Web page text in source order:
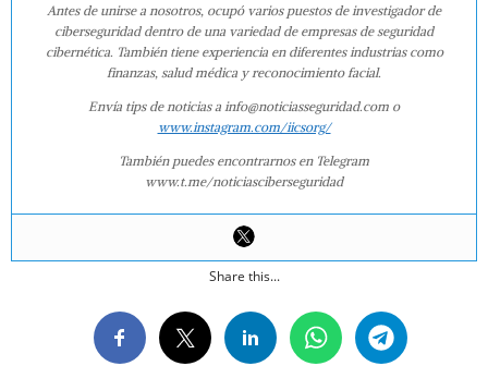
Antes de unirse a nosotros, ocupó varios puestos de investigador de
ciberseguridad dentro de una variedad de empresas de seguridad
cibernética. También tiene experiencia en diferentes industrias como
finanzas, salud médica y reconocimiento facial.
Envía tips de noticias a info@noticiasseguridad.com o
www.instagram.com/iicsorg/
También puedes encontrarnos en Telegram
www.t.me/noticiasciberseguridad
Share this...